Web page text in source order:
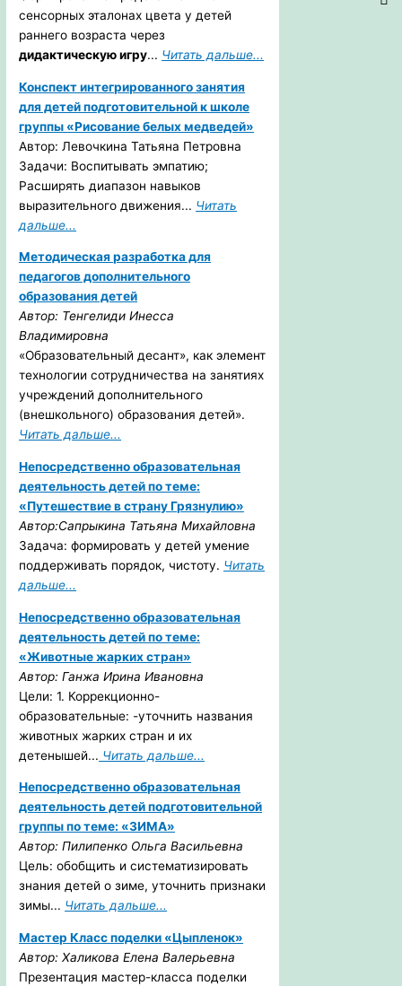
сенсорных эталонах цвета у детей
раннего возраста через
дидактическую игру... Читать дальше...
Конспект интегрированного занятия
для детей подготовительной к школе
группы «Рисование белых медведей»
Автор: Левочкина Татьяна Петровна
Задачи: Воспитывать эмпатию;
Расширять диапазон навыков
выразительного движения... Читать
дальше...
Методическая разработка для
педагогов дополнительного
образования детей
Автор: Тенгелиди Инесса
Владимировна
«Образовательный десант», как элемент
технологии сотрудничества на занятиях
учреждений дополнительного
(внешкольного) образования детей».
Читать дальше...
Непосредственно образовательная
деятельность детей по теме:
«Путешествие в страну Грязнулию»
Автор:Сапрыкина Татьяна Михайловна
Задача: формировать у детей умение
поддерживать порядок, чистоту. Читать
дальше...
Непосредственно образовательная
деятельность детей по теме:
«Животные жарких стран»
Автор: Ганжа Ирина Ивановна
Цели: 1. Коррекционно-
образовательные: -уточнить названия
животных жарких стран и их
детенышей... Читать дальше...
Непосредственно образовательная
деятельность детей подготовительной
группы по теме: «ЗИМА»
Автор: Пилипенко Ольга Васильевна
Цель: обобщить и систематизировать
знания детей о зиме, уточнить признаки
зимы... Читать дальше...
Мастер Класс поделки «Цыпленок»
Автор: Халикова Елена Валерьевна
Презентация мастер-класса поделки